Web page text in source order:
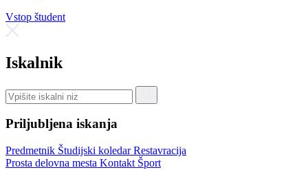
Vstop študent
Iskalnik
Priljubljena iskanja
Predmetnik Študijski koledarRestavracija
Prosta delovna mesta Kontakt Šport